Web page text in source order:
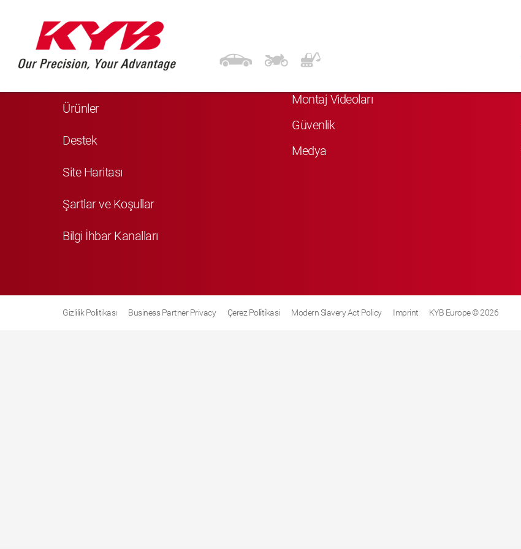
Navigasyon
Ürünler
Destek
Site Haritası
Şartlar ve Koşullar
Bilgi İhbar Kanalları
Montaj Videoları
Güvenlik
Medya
Gizlilik Politikası Business Partner Privacy Çerez Poli̇ti̇kasi Modern Slavery Act Policy Imprint KYB Europe © 2026